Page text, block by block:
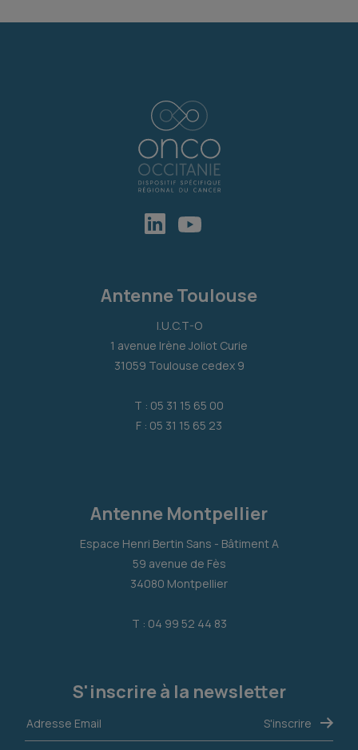
Antenne Toulouse
I.U.C.T-O
1 avenue Irène Joliot Curie
31059 Toulouse cedex 9
T : 05 31 15 65 00
F : 05 31 15 65 23
Antenne Montpellier
Espace Henri Bertin Sans - Bâtiment A
59 avenue de Fès
34080 Montpellier
T : 04 99 52 44 83
S'inscrire à la newsletter